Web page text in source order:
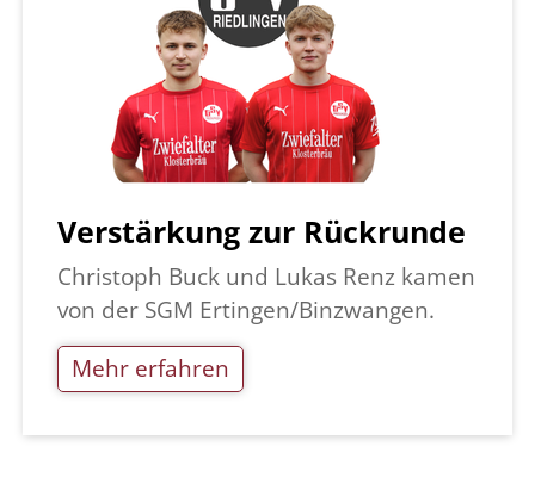
Verstärkung zur Rückrunde
Christoph Buck und Lukas Renz kamen
von der SGM Ertingen/Binzwangen.
Mehr erfahren